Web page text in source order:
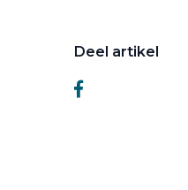
Deel artikel